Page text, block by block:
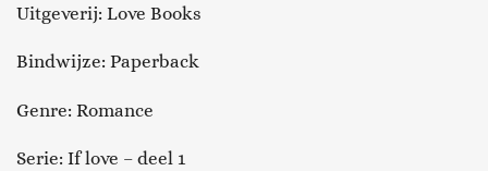
Uitgeverij: Love Books
Bindwijze: Paperback
Genre: Romance
Serie: If love – deel 1